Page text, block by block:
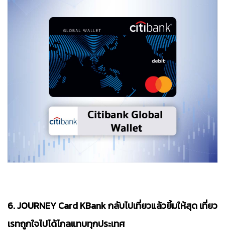
6. JOURNEY Card KBank กลับไปเที่ยวแล้วยิ้มให้สุด เที่ยว
เรทถูกใจไปได้ไกลแทบทุกประเทศ